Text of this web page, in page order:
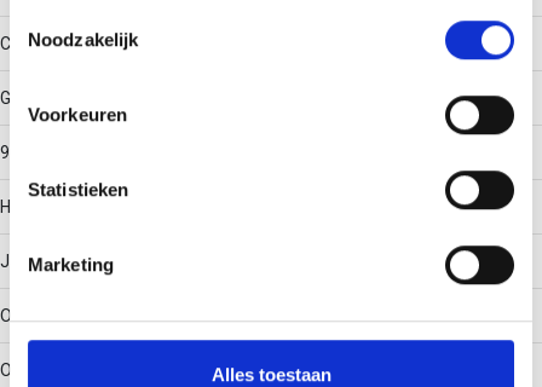
Informatie verzamelen over uw geografische locatie,
Uw apparaat identificeren door het actief te scannen
op specifieke eigenschappen (fingerprinting)
verwerkt en stel uw voorkeuren in het
detailgedeelte in.
personaliseren, om functies voor social media te bieden
en om ons websiteverkeer te analyseren. Ook delen we
Noodzakelijk
Voorkeuren
Statistieken
Marketing
Alles toestaan
Contra-fixeerplaatje
Geschikt voor max. kabeldiameter
90
Halogeenvrij
Ja
Oppervlaktebescherming
Onbehandeld